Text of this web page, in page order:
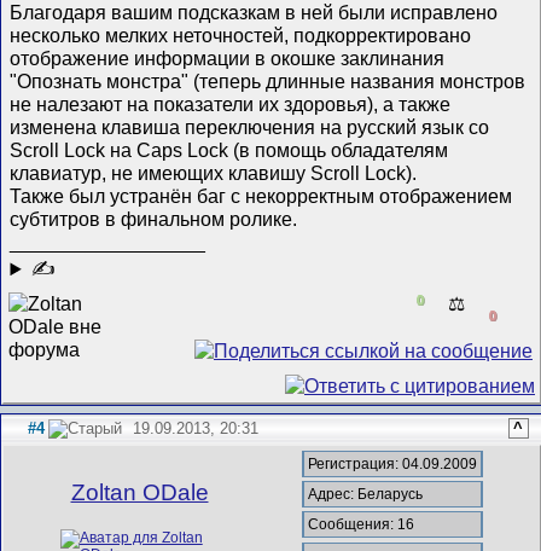
Благодаря вашим подсказкам в ней были исправлено
несколько мелких неточностей, подкорректировано
отображение информации в окошке заклинания
"Опознать монстра" (теперь длинные названия монстров
не налезают на показатели их здоровья), а также
изменена клавиша переключения на русский язык со
Scroll Lock на Caps Lock (в помощь обладателям
клавиатур, не имеющих клавишу Scroll Lock).
Также был устранён баг с некорректным отображением
субтитров в финальном ролике.
✍
0 ⚖️
0
#4 19.09.2013, 20:31 ^
Zoltan ODale
Регистрация: 04.09.2009
Адрес: Беларусь
Сообщения: 16